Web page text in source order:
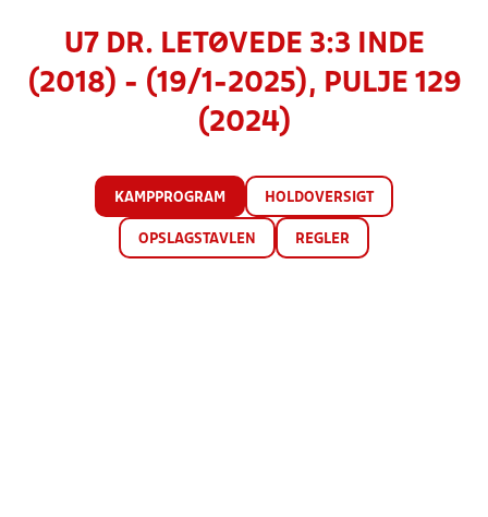
U7 DR. LETØVEDE 3:3 INDE
(2018) - (19/1-2025), PULJE 129
(2024)
KAMPPROGRAM HOLDOVERSIGT
OPSLAGSTAVLEN REGLER